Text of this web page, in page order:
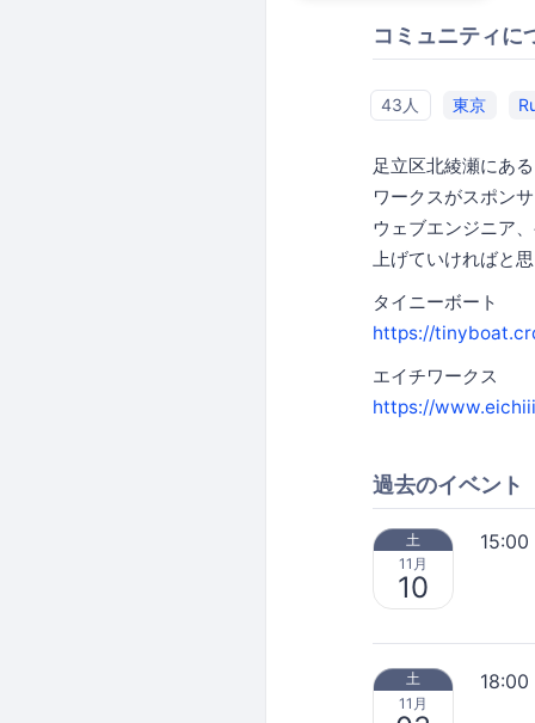
コミュニティに
43人 東京
足立区北綾瀬にあ
ワークスがスポン
ウェブエンジニア
上げていければと
タイニーボート
https://
エイチワークス
https://
過去のイベント
土
11月
10
15:00
土
11月
18:00